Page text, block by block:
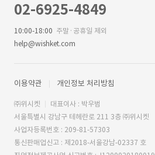
02-6925-4849
10:00-18:00 주말·공휴일 제외
help@wishket.com
이용약관 개인정보 처리방침
㈜위시켓
대표이사 : 박우범
서울특별시 강남구 테헤란로 211 3층 ㈜위시켓
사업자등록번호 : 209-81-57303
통신판매업신고 : 제2018-서울강남-02337 호